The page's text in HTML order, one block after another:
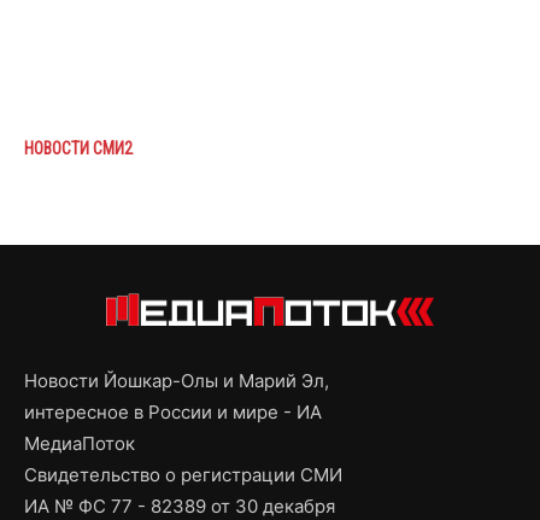
НОВОСТИ СМИ2
Новости Йошкар-Олы и Марий Эл,
интересное в России и мире - ИА
МедиаПоток
Свидетельство о регистрации СМИ
ИА № ФС 77 - 82389 от 30 декабря